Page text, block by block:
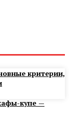
критерии,
купе —